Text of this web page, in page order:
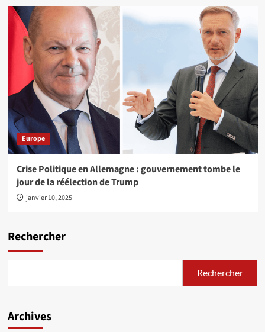
Europe
Crise Politique en Allemagne : gouvernement tombe le
jour de la réélection de Trump
janvier 10, 2025
Rechercher
Rechercher
Archives